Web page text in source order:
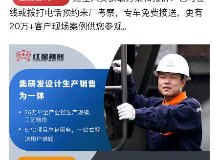
线或拨打电话预约来厂考察，专车免费接送，更有
20万+客户现场案例供您参观。